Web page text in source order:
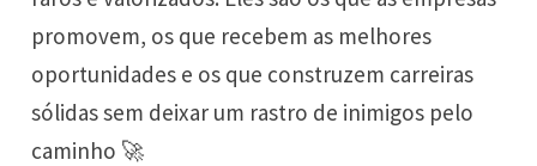
promovem, os que recebem as melhores
oportunidades e os que construzem carreiras
sólidas sem deixar um rastro de inimigos pelo
caminho 🚀